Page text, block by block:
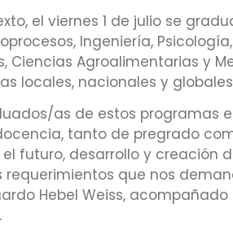
el viernes 1 de julio se
Ingeniería,
Ciencias Agroalimentarias y
locales, nacionales y
as de estos
tanto de pregrado
futuro, desarrollo y creación
requerimientos que nos
Hebel Weiss,